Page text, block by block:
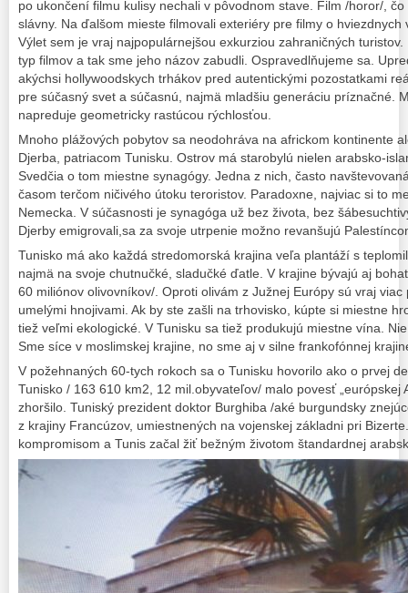
po ukončení filmu kulisy nechali v pôvodnom stave. Film /horor/,
slávny. Na ďalšom mieste filmovali exteriéry pre filmy o hviezdnych
Výlet sem je vraj najpopulárnejšou exkurziou zahraničných
typ filmov a tak sme jeho názov zabudli. Ospravedlňujeme sa.
akýchsi hollywoodskych trhákov pred autentickými pozostatkami
pre súčasný svet a súčasnú, najmä mladšiu generáciu príznačné.
napreduje geometricky rastúcou rýchlosťou.
Mnoho plážových pobytov sa neodohráva na africkom kontinente
Djerba, patriacom Tunisku. Ostrov má starobylú nielen arabsko-
Svedčia o tom miestne synagógy. Jedna z nich, často
časom terčom ničivého útoku teroristov. Paradoxne, najviac si to
Nemecka. V súčasnosti je synagóga už bez života, bez
Djerby emigrovali,sa za svoje utrpenie možno revanšujú
Tunisko má ako každá stredomorská krajina veľa plantáží s
najmä na svoje chutnučké, sladučké ďatle. V krajine bývajú aj
60 miliónov olivovníkov/. Oproti olivám z Južnej Európy sú vraj
umelými hnojivami. Ak by ste zašli na trhovisko, kúpte si miestne
tiež veľmi ekologické. V Tunisku sa tiež produkujú miestne vína.
Sme síce v moslimskej krajine, no sme aj v silne frankofónnej
V požehnaných 60-tych rokoch sa o Tunisku hovorilo ako o prvej
Tunisko / 163 610 km2, 12 mil.obyvateľov/ malo povesť „európskej
zhoršilo. Tuniský prezident doktor Burghiba /aké burgundsky
z krajiny Francúzov, umiestnených na vojenskej základni pri
kompromisom a Tunis začal žiť bežným životom štandardnej